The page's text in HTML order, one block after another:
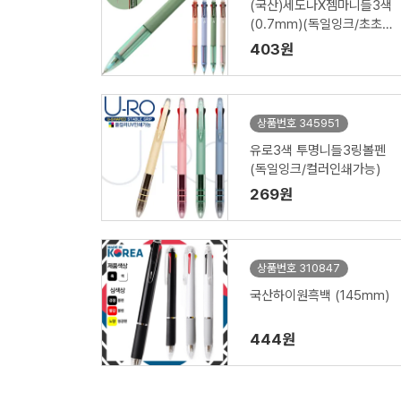
(국산)세도나X젬마니들3색
(0.7mm)(독일잉크/초초
저점도)
403원
상품번호 345951
유로3색 투명니들3링볼펜
(독일잉크/컬러인쇄가능)
269원
상품번호 310847
국산하이원흑백 (145mm)
444원